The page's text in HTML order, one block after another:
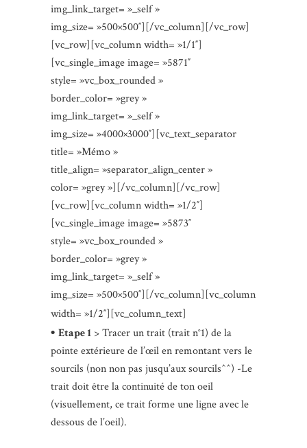
img_link_target= »_self »
img_size= »500×500″][/vc_column][/vc_row]
[vc_row][vc_column width= »1/1″]
[vc_single_image image= »5871″
style= »vc_box_rounded »
border_color= »grey »
img_link_target= »_self »
img_size= »4000×3000″][vc_text_separator
title= »Mémo »
title_align= »separator_align_center »
color= »grey »][/vc_column][/vc_row]
[vc_row][vc_column width= »1/2″]
[vc_single_image image= »5873″
style= »vc_box_rounded »
border_color= »grey »
img_link_target= »_self »
img_size= »500×500″][/vc_column][vc_column
width= »1/2″][vc_column_text]
• Etape 1 > Tracer un trait (trait n°1) de la
pointe extérieure de l’œil en remontant vers le
sourcils (non non pas jusqu’aux sourcils^^) -Le
trait doit être la continuité de ton oeil
(visuellement, ce trait forme une ligne avec le
dessous de l’oeil).